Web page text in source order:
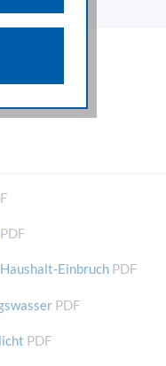
PDF
Einbruch PDF
PDF
PDF
gestellten
als auch